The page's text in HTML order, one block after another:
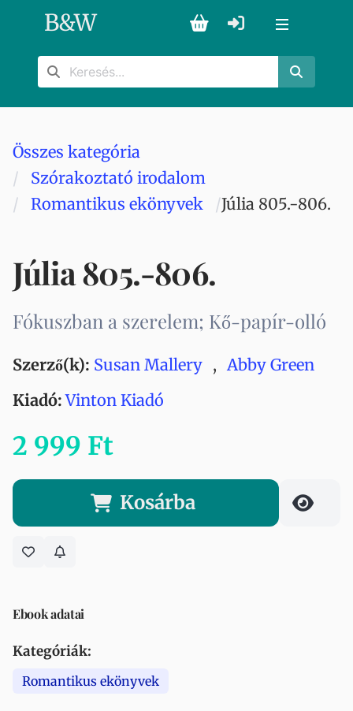
B&W
Összes kategória
Szórakoztató irodalom
Romantikus ekönyvek
Júlia 805.-806.
Júlia 805.-806.
Fókuszban a szerelem; Kő-papír-olló
Szerző(k): Susan Mallery , Abby Green
Kiadó: Vinton Kiadó
2 999 Ft
Kosárba
Ebook adatai
Kategóriák:
Romantikus ekönyvek